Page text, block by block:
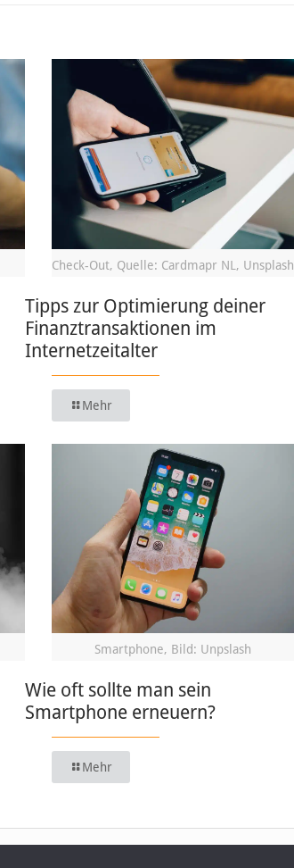
Check-Out, Quelle: Cardmapr NL, Unsplash
Tipps zur Optimierung deiner
Finanztransaktionen im
Internetzeitalter
Mehr
Smartphone, Bild: Unpslash
Wie oft sollte man sein
Smartphone erneuern?
Mehr